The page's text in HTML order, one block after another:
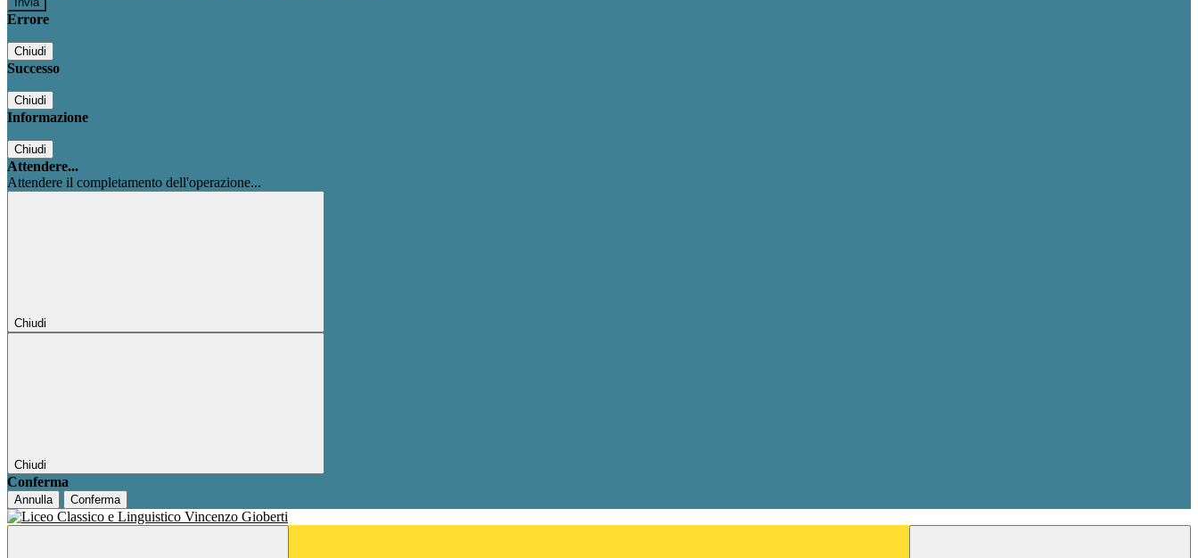
Errore
Chiudi
Successo
Chiudi
Informazione
Chiudi
Attendere...
Attendere il completamento dell'operazione...
Chiudi
Chiudi
Conferma
Annulla Conferma